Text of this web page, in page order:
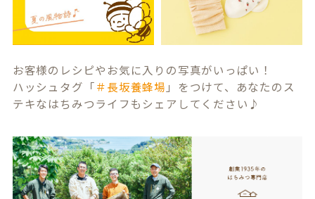
お客様のレシピやお気に入りの写真がいっぱい！
ハッシュタグ「＃長坂養蜂場 」をつけて、あなたのス
テキなはちみつライフもシェアしてください♪